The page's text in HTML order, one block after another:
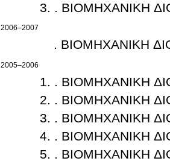
. ΒΙΟΜΗΧΑΝΙΚΗ
2006–2007
. ΒΙΟΜΗΧΑΝΙΚΗ
2005–2006
. ΒΙΟΜΗΧΑΝΙΚΗ
. ΒΙΟΜΗΧΑΝΙΚΗ
. ΒΙΟΜΗΧΑΝΙΚΗ
. ΒΙΟΜΗΧΑΝΙΚΗ
. ΒΙΟΜΗΧΑΝΙΚΗ